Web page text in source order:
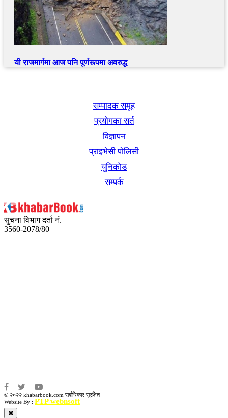
यी राजमार्गमा आज पनि पूर्णरूपमा अवरुद्ध
सम्पादक समूह
प्रयोगका सर्त
विज्ञापन
प्राइभेसी पोलिसी
युनिकोड
सम्पर्क
सुचना विभाग दर्ता नं.
3560-2078/80
© २०२२ khabarbook.com सर्वाधिकार सुरक्षित
Website By : PTP webnsoft